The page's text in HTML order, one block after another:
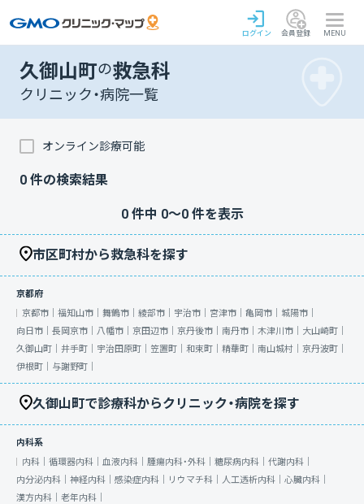
ログイン 会員登録 MENU
久御山町の救急科
クリニック・病院一覧
オンライン診療可能
0 件の検索結果
0件中 0〜0件を表示
市区町村から救急科を探す
京都府
京都市｜ 福知山市｜ 舞鶴市｜ 綾部市｜ 宇治市｜ 宮津市｜ 亀岡市｜ 城陽市｜
向日市｜ 長岡京市｜ 八幡市｜ 京田辺市｜ 京丹後市｜ 南丹市｜ 木津川市｜ 大山崎町｜
久御山町｜ 井手町｜ 宇治田原町｜ 笠置町｜ 和束町｜ 精華町｜ 南山城村｜ 京丹波町｜
伊根町｜ 与謝野町｜
久御山町で診療科からクリニック・病院を探す
内科系
内科｜ 循環器内科｜ 血液内科｜ 腫瘍内科・外科｜ 糖尿病内科｜ 代謝内科｜
内分泌内科｜ 神経内科｜ 感染症内科｜ リウマチ科｜ 人工透析内科｜ 心臓内科｜
漢方内科｜ 老年内科｜